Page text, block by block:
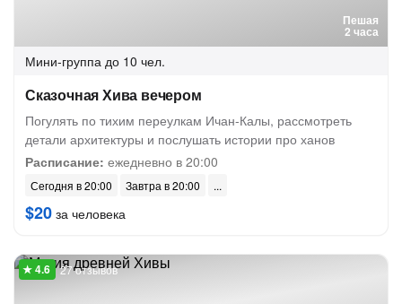
Пешая
2 часа
Мини-группа до 10 чел.
Сказочная Хива вечером
Погулять по тихим переулкам Ичан-Калы, рассмотреть
детали архитектуры и послушать истории про ханов
Расписание: ежедневно в 20:00
Сегодня в 20:00 Завтра в 20:00
$20 за человека
27 отзывов